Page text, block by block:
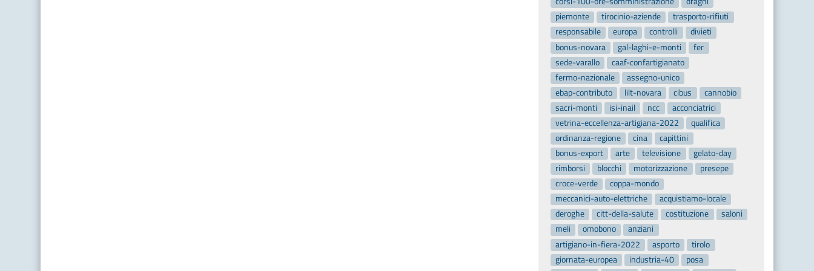
piemonte
tirocinio-aziende
trasporto-rifiuti
responsabile
europa controlli
divieti
bonus-novara
gal-laghi-e-monti
fer
sede-varallo
caaf-confartigianato
fermo-nazionale
assegno-unico
ebap-contributo
lilt-novara cibus
cannobio
sacri-monti
isi-inail ncc
acconciatrici
vetrina-eccellenza-artigiana-2022
qualifica
ordinanza-regione
cina
capittini
bonus-export
arte televisione
gelato-day
rimborsi
blocchi motorizzazione
presepe
croce-verde
coppa-mondo
meccanici-auto-elettriche
acquistiamo-locale
deroghe
citt-della-salute costituzione
saloni
meli
omobono
anziani
artigiano-in-fiera-2022
asporto
tirolo
giornata-europea
industria-40
posa